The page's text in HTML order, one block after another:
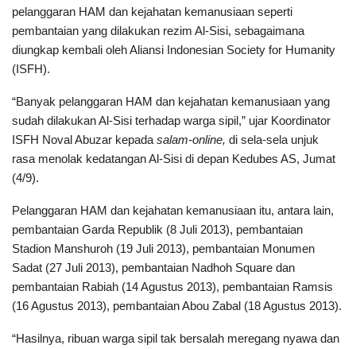
pelanggaran HAM dan kejahatan kemanusiaan seperti
pembantaian yang dilakukan rezim Al-Sisi, sebagaimana
diungkap kembali oleh Aliansi Indonesian Society for Humanity
(ISFH).
“Banyak pelanggaran HAM dan kejahatan kemanusiaan yang
sudah dilakukan Al-Sisi terhadap warga sipil,” ujar Koordinator
ISFH Noval Abuzar kepada salam-online, di sela-sela unjuk
rasa menolak kedatangan Al-Sisi di depan Kedubes AS, Jumat
(4/9).
Pelanggaran HAM dan kejahatan kemanusiaan itu, antara lain,
pembantaian Garda Republik (8 Juli 2013), pembantaian
Stadion Manshuroh (19 Juli 2013), pembantaian Monumen
Sadat (27 Juli 2013), pembantaian Nadhoh Square dan
pembantaian Rabiah (14 Agustus 2013), pembantaian Ramsis
(16 Agustus 2013), pembantaian Abou Zabal (18 Agustus 2013).
“Hasilnya, ribuan warga sipil tak bersalah meregang nyawa dan